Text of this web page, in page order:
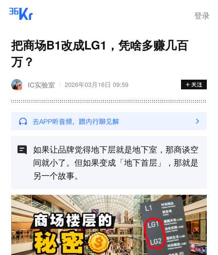
登录
把商场B1改成LG1，凭啥多赚几百
万？
IC实验室 2026年03月16日 09:59
如果让品牌觉得地下层就是地下室，那商谈空
间就小了。但如果变成「地下首层」，那就是
另一个故事。